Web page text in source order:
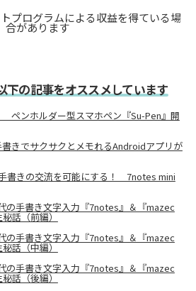
プログラムによる収益を得ている場
合があります
下の記事をオススメしています
ペンホルダー型スマホペン『Su-Pen』開
きでサクサクとメモれるAndroidアプリが
書きの交流を可能にする！ 7notes mini
手書き文字入力『7notes』＆『mazec
話（前編）
手書き文字入力『7notes』＆『mazec
話（中編）
手書き文字入力『7notes』＆『mazec
話（後編）